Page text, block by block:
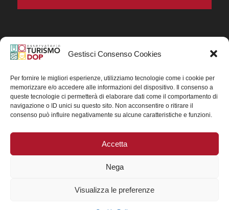
Gestisci Consenso Cookies
Per fornire le migliori esperienze, utilizziamo tecnologie come i cookie per
memorizzare e/o accedere alle informazioni del dispositivo. Il consenso a
queste tecnologie ci permetterà di elaborare dati come il comportamento di
navigazione o ID unici su questo sito. Non acconsentire o ritirare il
consenso può influire negativamente su alcune caratteristiche e funzioni.
Accetta
Nega
Visualizza le preferenze
In collaborazione ORIGIN ITALIA.
del turismo enogastronomico dei prodotti DOP IGP
italiani.
Concessione contributo MASAF DM n. 0311719 del
15/06/2023
Concessione contributo MASAF, DM n. 0016662 del
15/01/2025 (CUP J88H24002560007)